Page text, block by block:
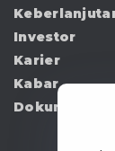
Investor
Karier
Kabar
Dokumen